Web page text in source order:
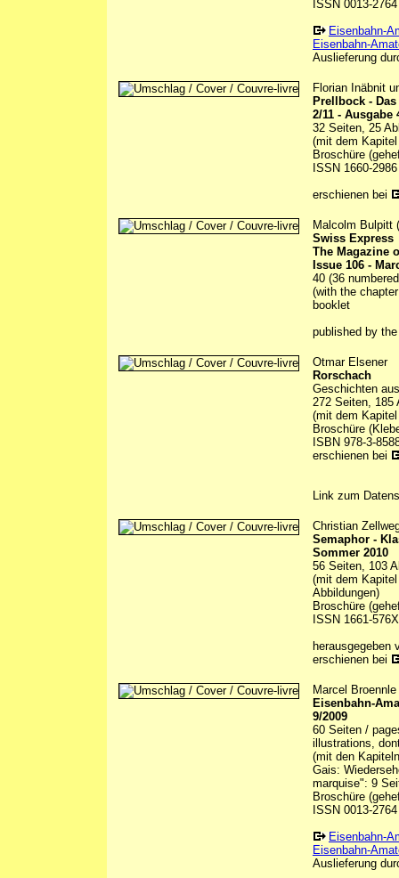
ISSN 0013-2764
Eisenbahn-
Eisenbahn-
Auslieferung
Florian Inäbnit
Prellbock -
2/11 - Ausgabe
32 Seiten, 25
(mit dem
Broschüre
ISSN 1660-2986
erschienen bei
Malcolm Bulpitt
Swiss Express
The Magazine
Issue 106 -
40 (36
(with the
booklet
published by
Otmar Elsener
Rorschach
Geschichten
272 Seiten, 185
(mit dem
Broschüre
ISBN 978-3-
erschienen bei
Link zum
Christian
Semaphor -
Sommer 2010
56 Seiten, 103
(mit dem
Abbildungen)
Broschüre
ISSN 1661-576X
herausgegeben
erschienen bei
Marcel
Eisenbahn-
9/2009
60 Seiten /
illustrations,
(mit den
Gais:
marquise": 9
Broschüre
ISSN 0013-2764
Eisenbahn-
Eisenbahn-
Auslieferung